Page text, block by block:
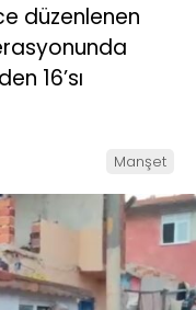
düzenlenen
16’sı
Manşet